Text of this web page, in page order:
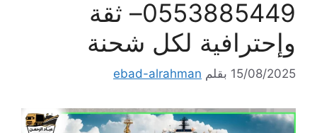
0553885449– ثقة
وإحترافية لكل شحنة
15/08/2025 بقلم ebad-alrahman